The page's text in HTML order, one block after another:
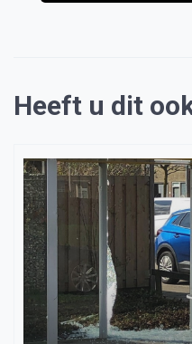
Heeft u dit